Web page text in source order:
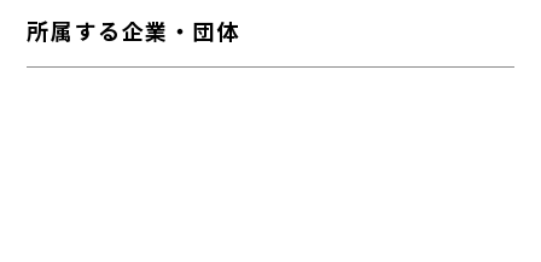
所属する企業・団体